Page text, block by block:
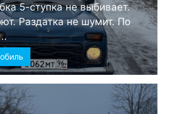
5-ступка не выбивает.
Раздатка не шумит. По